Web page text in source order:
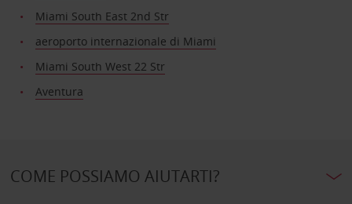
Miami South East 2nd Str
aeroporto internazionale di Miami
Miami South West 22 Str
Aventura
COME POSSIAMO AIUTARTI?